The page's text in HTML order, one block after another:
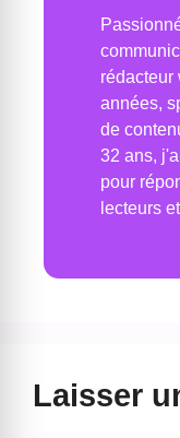
rédacteur
années,
de
32 ans,
pour
lecteurs
Laisser